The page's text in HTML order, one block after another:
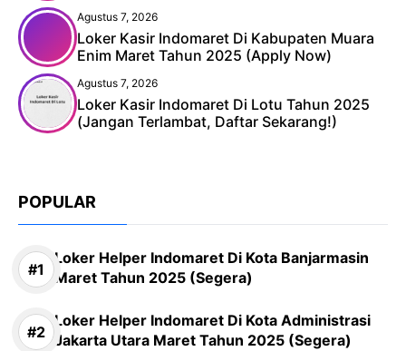
Agustus 7, 2026
Loker Kasir Indomaret Di Kabupaten Muara
Enim Maret Tahun 2025 (Apply Now)
Agustus 7, 2026
Loker Kasir Indomaret Di Lotu Tahun 2025
(Jangan Terlambat, Daftar Sekarang!)
POPULAR
Loker Helper Indomaret Di Kota Banjarmasin
Maret Tahun 2025 (Segera)
Loker Helper Indomaret Di Kota Administrasi
Jakarta Utara Maret Tahun 2025 (Segera)